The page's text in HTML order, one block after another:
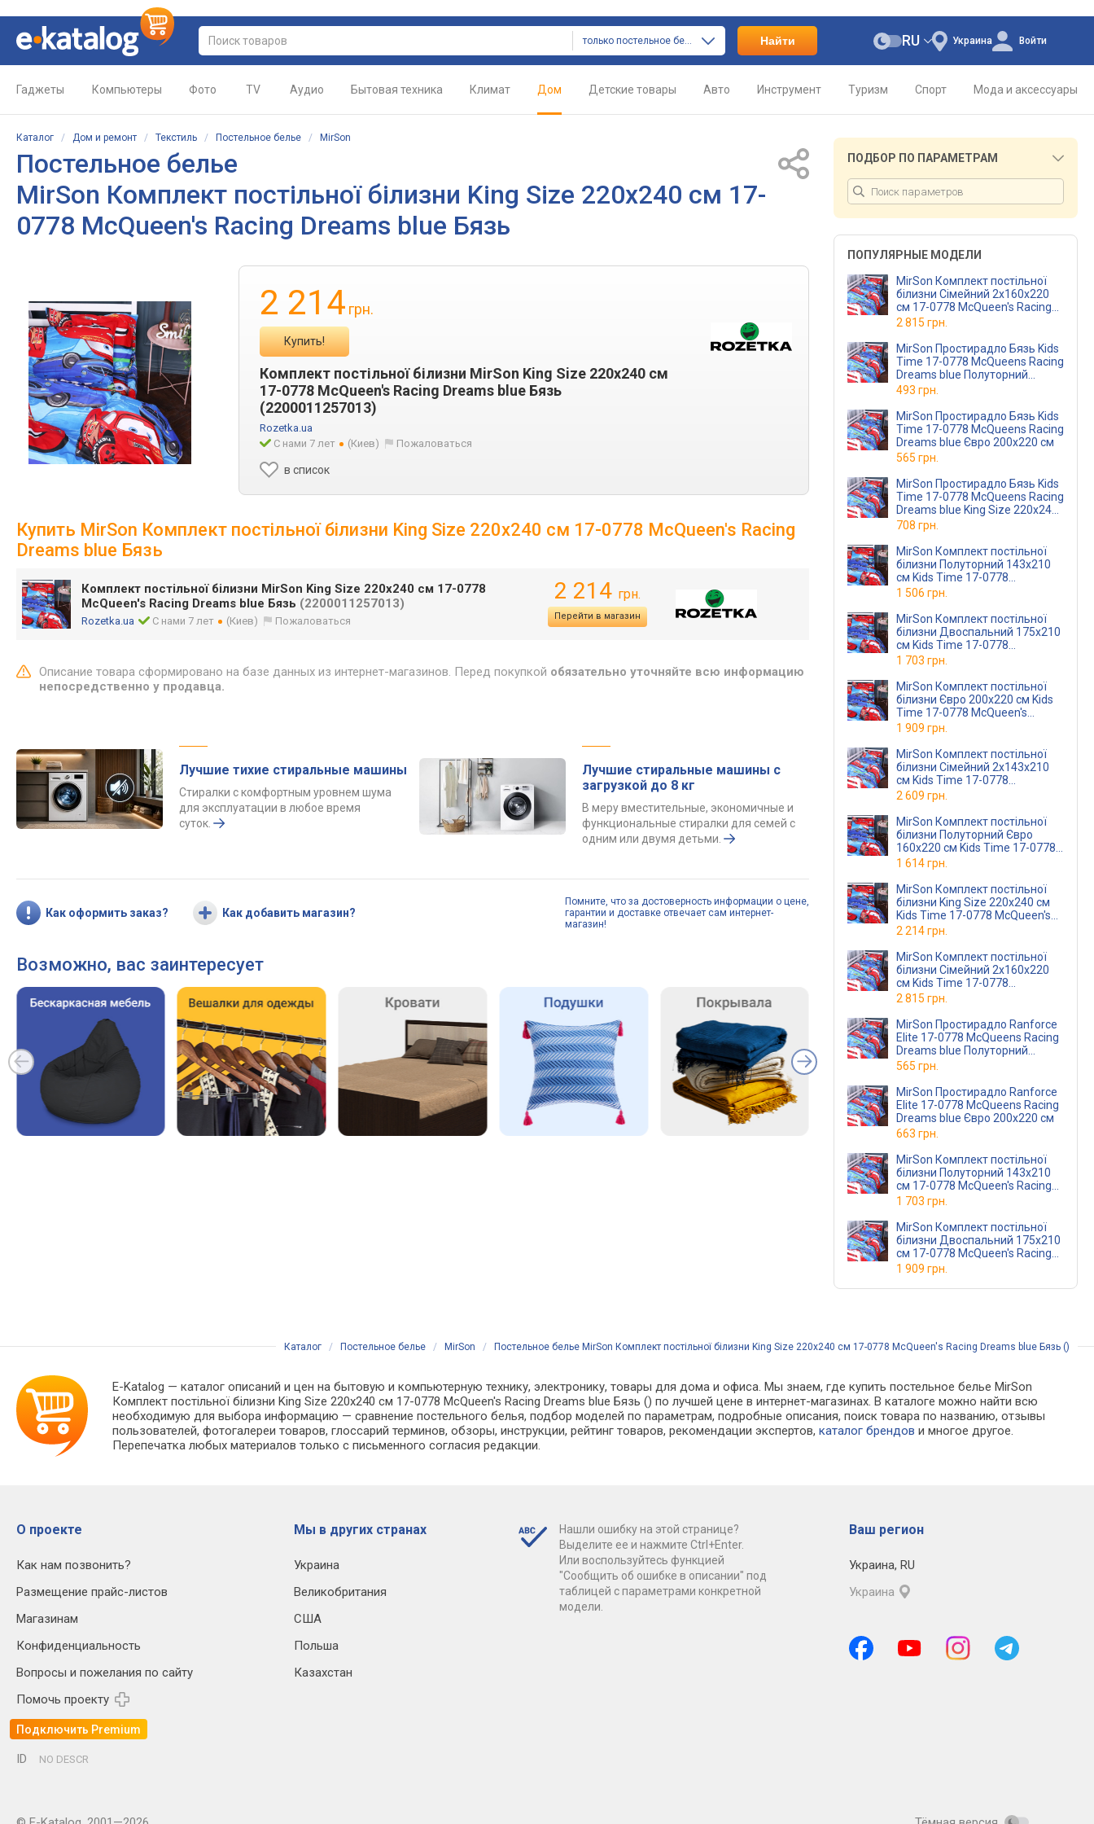
только постельное белье Найти Украина
RU Войти
Гаджеты Компьютеры Фото TV Аудио Бытовая техника Климат Дом Детские товары Авто Инструмент Туризм Спорт Мода и аксессуары
Каталог / Дом и ремонт / Текстиль / Постельное белье / MirSon
Постельное белье
MirSon Комплект постільної білизни King Size 220х240 см 17-
0778 McQueen's Racing Dreams blue Бязь
2 214 грн.
Купить!
Комплект постільної білизни MirSon King Size 220х240 см
17-0778 McQueen's Racing Dreams blue Бязь
(2200011257013)
Rozetka.ua
С нами 7 лет
(Киев) Пожаловаться
в список
Купить MirSon Комплект постільної білизни King Size 220х240 см 17-0778 McQueen's Racing
Dreams blue Бязь
Комплект постільної білизни MirSon King Size 220х240 см 17-0778
McQueen's Racing Dreams blue Бязь (2200011257013)
Rozetka.ua С нами 7 лет (Киев) Пожаловаться
2 214 грн.
Перейти в магазин
Описание товара сформировано на базе данных из интернет-магазинов. Перед покупкой обязательно уточняйте всю информацию
непосредственно у продавца.
Лучшие тихие стиральные машины
Стиралки с комфортным уровнем шума
для эксплуатации в любое время
суток.
Лучшие стиральные машины с
загрузкой до 8 кг
В меру вместительные, экономичные и
функциональные стиралки для семей с
одним или двумя детьми.
Как оформить заказ? Как добавить магазин?
Помните, что за достоверность информации о цене,
гарантии и доставке отвечает сам интернет-
магазин!
Возможно, вас заинтересует
ПОДБОР ПО ПАРАМЕТРАМ
ПОПУЛЯРНЫЕ МОДЕЛИ
MirSon Комплект постільної
білизни Сімейний 2x160x220
см 17-0778 McQueen's Racing
Dreams blue Бязь
2 815 грн.
MirSon Простирадло Бязь Kids
Time 17-0778 McQueens Racing
Dreams blue Полуторний
150х220 см
493 грн.
MirSon Простирадло Бязь Kids
Time 17-0778 McQueens Racing
Dreams blue Євро 200x220 см
565 грн.
MirSon Простирадло Бязь Kids
Time 17-0778 McQueens Racing
Dreams blue King Size 220x240
см
708 грн.
MirSon Комплект постільної
білизни Полуторний 143х210
см Kids Time 17-0778
McQueen's Racing Dreams blue
1 506 грн.
MirSon Комплект постільної
білизни Двоспальний 175х210
см Kids Time 17-0778
McQueen's Racing Dreams blue
1 703 грн.
MirSon Комплект постільної
білизни Євро 200х220 см Kids
Time 17-0778 McQueen's
Racing Dreams blue Бязь
1 909 грн.
MirSon Комплект постільної
білизни Сімейний 2x143x210
см Kids Time 17-0778
McQueen's Racing Dreams blue
2 609 грн.
MirSon Комплект постільної
білизни Полуторний Євро
160х220 см Kids Time 17-0778
McQueen's Racing Dreams blue
Бязь (220001125
1 614 грн.
MirSon Комплект постільної
білизни King Size 220х240 см
Kids Time 17-0778 McQueen's
Racing Dreams blue Бязь
2 214 грн.
MirSon Комплект постільної
білизни Сімейний 2x160x220
см Kids Time 17-0778
McQueen's Racing Dreams blue
2 815 грн.
MirSon Простирадло Ranforce
Elite 17-0778 McQueens Racing
Dreams blue Полуторний
150х220 см
565 грн.
MirSon Простирадло Ranforce
Elite 17-0778 McQueens Racing
Dreams blue Євро 200x220 см
663 грн.
MirSon Комплект постільної
білизни Полуторний 143х210
см 17-0778 McQueen's Racing
Dreams blue Ranforce Elite
1 703 грн.
MirSon Комплект постільної
білизни Двоспальний 175х210
см 17-0778 McQueen's Racing
Dreams blue Ranforce Elite (
1 909 грн.
Каталог / Постельное белье / MirSon / Постельное белье MirSon Комплект постільної білизни King Size 220х240 см 17-0778 McQueen's Racing Dreams blue Бязь ()
E-Katalog — каталог описаний и цен на бытовую и компьютерную технику, электронику, товары для дома и офиса. Мы знаем, где купить постельное белье MirSon
Комплект постільної білизни King Size 220х240 см 17-0778 McQueen's Racing Dreams blue Бязь () по лучшей цене в интернет-магазинах. В каталоге можно найти всю
необходимую для выбора информацию — сравнение постельного белья, подбор моделей по параметрам, подробные описания, поиск товара по названию, отзывы
пользователей, фотогалереи товаров, глоссарий терминов, обзоры, инструкции, рейтинг товаров, рекомендации экспертов,каталог брендов и многое другое.
Перепечатка любых материалов только с письменного согласия редакции.
О проекте
Как нам позвонить?
Размещение прайс-листов
Магазинам
Конфиденциальность
Вопросы и пожелания по сайту
Помочь проекту
Подключить Premium
Мы в других странах
Украина
Великобритания
США
Польша
Казахстан
Нашли ошибку на этой странице?
Выделите ее и нажмите Ctrl+Enter.
Или воспользуйтесь функцией
"Сообщить об ошибке в описании" под
таблицей с параметрами конкретной
модели.
Ваш регион
Украина, RU
Украина
ID NO DESCR